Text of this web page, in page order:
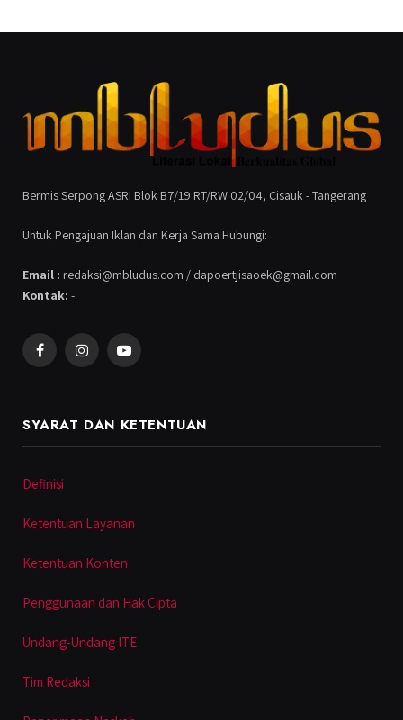
Bermis Serpong ASRI Blok B7/19 RT/RW 02/04, Cisauk - Tangerang
Untuk Pengajuan Iklan dan Kerja Sama Hubungi:
Email : redaksi@mbludus.com / dapoertjisaoek@gmail.com
Kontak: -
FacebookInstagramYouTube
SYARAT DAN KETENTUAN
Definisi
Ketentuan Layanan
Ketentuan Konten
Penggunaan dan Hak Cipta
Undang-Undang ITE
Tim Redaksi